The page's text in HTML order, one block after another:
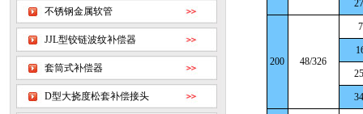
不锈钢金属软管
JJL型铰链波纹补偿器
套筒式补偿器
D型大挠度松套补偿接头
200 48/326